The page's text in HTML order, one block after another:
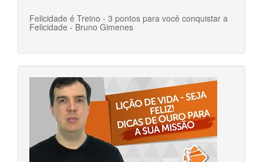
Felicidade é Treino - 3 pontos para você conquistar a
Felicidade - Bruno Gimenes